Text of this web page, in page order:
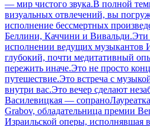
— мир чистого звука.В полной
визуальных отвлечений, вы
исполнение бессмертных
Беллини, Каччини и Вивальди.Эти
исполнении ведущих музыкантов
глубокий, почти медитативный
пережить иначе.Это не просто
путешествие.Это встреча с
внутри вас.Это вечер сделают
Василевицкая —
Grabov, обладательница премии
Израильской оперы, исполнявшая